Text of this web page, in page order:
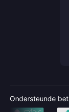
Ondersteunde